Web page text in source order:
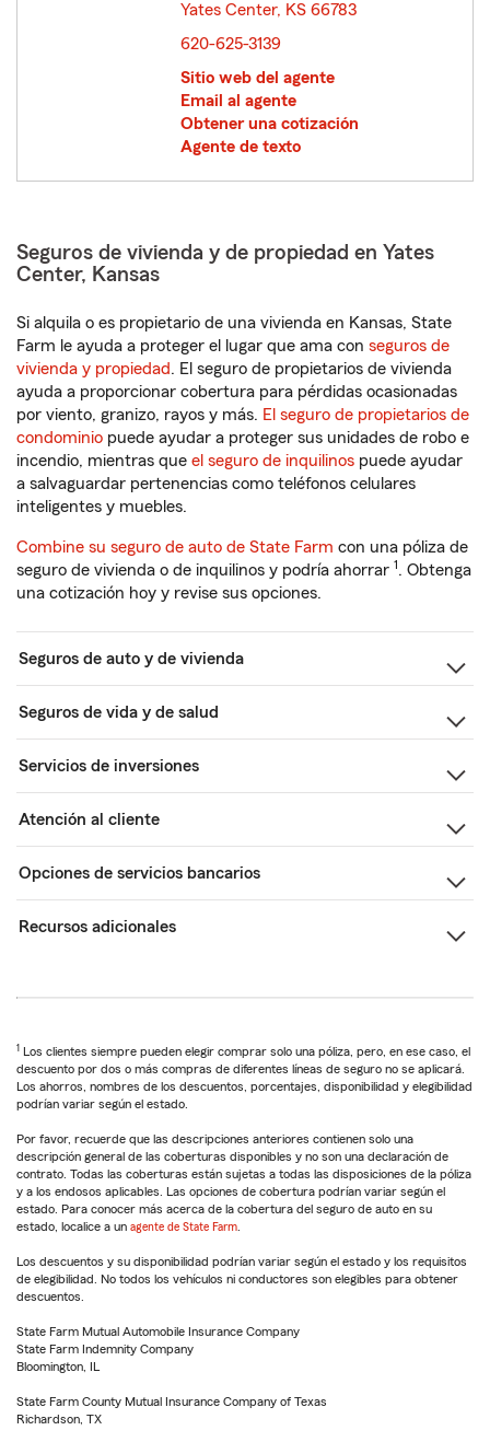
Yates Center, KS 66783
620-625-3139
Sitio web del agente
Email al agente
Obtener una cotización
Agente de texto
Seguros de vivienda y de propiedad en Yates
Center, Kansas
Si alquila o es propietario de una vivienda en Kansas, State
Farm le ayuda a proteger el lugar que ama con seguros de
vivienda y propiedad. El seguro de propietarios de vivienda
ayuda a proporcionar cobertura para pérdidas ocasionadas
por viento, granizo, rayos y más. El seguro de propietarios de
condominio puede ayudar a proteger sus unidades de robo e
incendio, mientras que el seguro de inquilinos puede ayudar
a salvaguardar pertenencias como teléfonos celulares
inteligentes y muebles.
Combine su seguro de auto de State Farm con una póliza de
seguro de vivienda o de inquilinos y podría ahorrar 1. Obtenga
una cotización hoy y revise sus opciones.
Seguros de auto y de vivienda
Seguros de vida y de salud
Servicios de inversiones
Atención al cliente
Opciones de servicios bancarios
Recursos adicionales
1 Los clientes siempre pueden elegir comprar solo una póliza, pero, en ese caso, el
descuento por dos o más compras de diferentes líneas de seguro no se aplicará.
Los ahorros, nombres de los descuentos, porcentajes, disponibilidad y elegibilidad
podrían variar según el estado.
Por favor, recuerde que las descripciones anteriores contienen solo una
descripción general de las coberturas disponibles y no son una declaración de
contrato. Todas las coberturas están sujetas a todas las disposiciones de la póliza
y a los endosos aplicables. Las opciones de cobertura podrían variar según el
estado. Para conocer más acerca de la cobertura del seguro de auto en su
estado, localice a un agente de State Farm
Los descuentos y su disponibilidad podrían variar según el estado y los requisitos
de elegibilidad. No todos los vehículos ni conductores son elegibles para obtener
descuentos.
State Farm Mutual Automobile Insurance Company
State Farm Indemnity Company
Bloomington, IL
State Farm County Mutual Insurance Company of Texas
Richardson, TX